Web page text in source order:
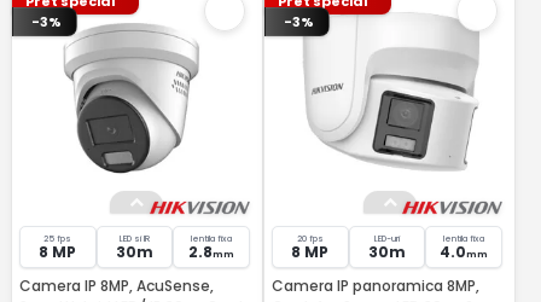
-3%
25 fps
8 MP
LED si IR
30m
lentila fixa
2.8mm
Camera IP 8MP, AcuSense,
-3%
20 fps
8 MP
LED-uri
30m
lentila fixa
4.0mm
Camera IP panoramica 8MP,